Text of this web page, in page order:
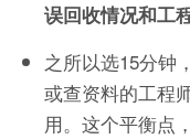
误回收情况和工
之所以选15分钟
或查资料的工程
用。这个平衡点